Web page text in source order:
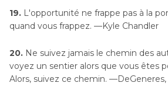
19. L'opportunité ne frappe pas à la
quand vous frappez. —Kyle Chandler
20. Ne suivez jamais le chemin des
voyez un sentier alors que vous êtes
Alors, suivez ce chemin. —DeGeneres,